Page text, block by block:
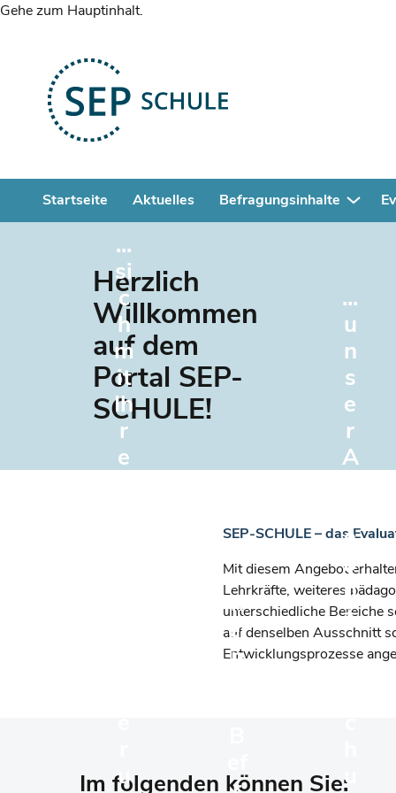
Gehe zum Hauptinhalt.
Startseite Aktuelles Befragungsinhalte
Herzlich
Willkommen
auf dem
Portal SEP-
SCHULE!
SEP-SCHULE–das
Mit diesem Angebot
Lehrkräfte, weiteres
unterschiedliche Bereiche
auf denselben Ausschnitt
Entwicklungsprozesse
Im folgenden können Sie:
...
si
c
h
m
it
Ih
r
e
u
a
n
ei
n
...
u
n
s
e
r
A
e
b
o
t
z
u